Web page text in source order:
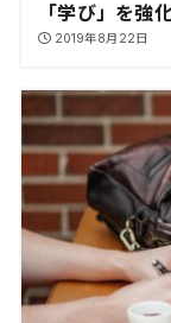
「学び」を強
2019年8月22日